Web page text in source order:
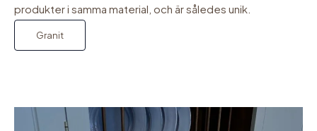
produkter i samma material, och är således unik.
Granit